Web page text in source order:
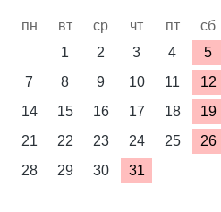
пн вт ср чт пт сб
1
2 3 4 5
7
8 9 10 11 12
14
15 16 17 18 19
21
22 23 24 25 26
28
29 30 31